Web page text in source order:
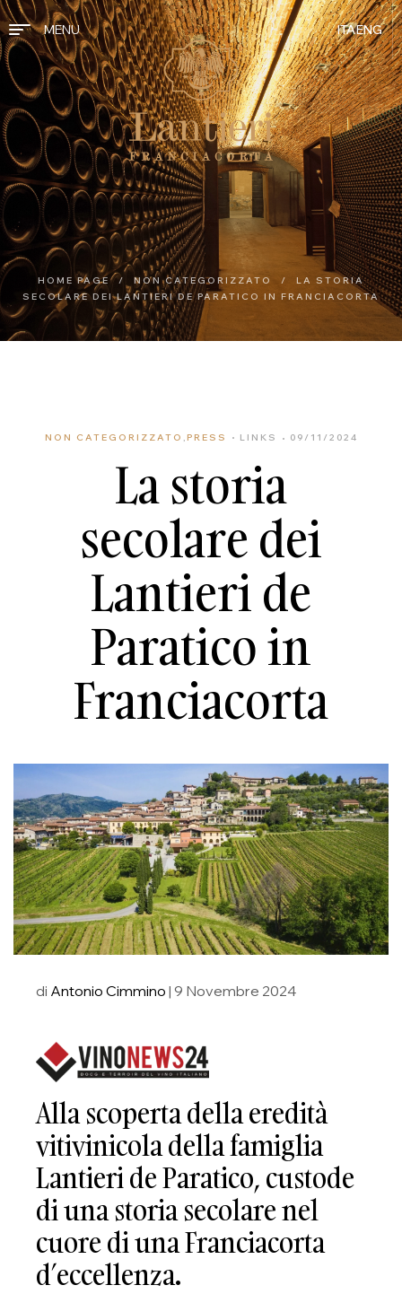
MENU ITAENG
HOME PAGE / NON CATEGORIZZATO /
LA STORIA
SECOLARE DEI LANTIERI DE PARATICO IN FRANCIACORTA
NON CATEGORIZZATO ,PRESS LINKS 09/11/2024
La storia
secolare dei
Lantieri de
Paratico in
Franciacorta
di Antonio Cimmino | 9 Novembre 2024
Alla scoperta della eredità
vitivinicola della famiglia
Lantieri de Paratico, custode
di una storia secolare nel
cuore di una Franciacorta
d’eccellenza.